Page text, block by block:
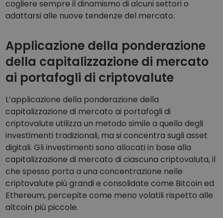
cogliere sempre il dinamismo di alcuni settori o
adattarsi alle nuove tendenze del mercato.
Applicazione della ponderazione
della capitalizzazione di mercato
ai portafogli di criptovalute
L’applicazione della ponderazione della
capitalizzazione di mercato ai portafogli di
criptovalute utilizza un metodo simile a quello degli
investimenti tradizionali, ma si concentra sugli asset
digitali. Gli investimenti sono allocati in base alla
capitalizzazione di mercato di ciascuna criptovaluta, il
che spesso porta a una concentrazione nelle
criptovalute più grandi e consolidate come Bitcoin ed
Ethereum, percepite come meno volatili rispetto alle
altcoin più piccole.